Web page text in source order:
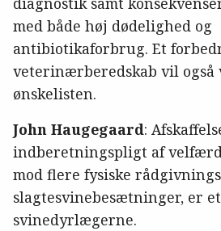
med både høj dødelighed og
antibiotikaforbrug. Et
veterinærberedskab vil også
ønskelisten.
John Haugegaard:
indberetningspligt af
mod flere fysiske
slagtesvinebesætninger, er
svinedyrlægerne.